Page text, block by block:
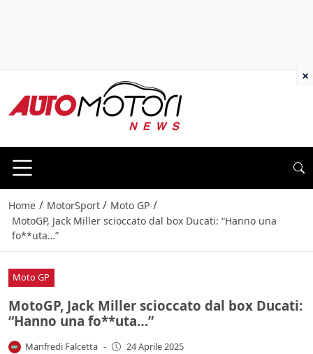
Home / MotorSport / Moto GP /
MotoGP, Jack Miller scioccato dal box Ducati: “Hanno una
fo**uta…”
Moto GP
MotoGP, Jack Miller scioccato dal box Ducati:
“Hanno una fo**uta…”
Manfredi Falcetta - 24 Aprile 2025
×